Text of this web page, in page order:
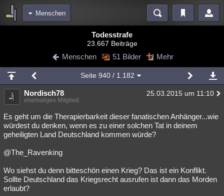
Menschen
Diskussionen Blogs Videos
Chat Wiki Neuigkeiten
meine Rubriken
Menschen Wissenschaft Mystery Kriminalfälle
Spiritualität Verschwörungen Technologie Ufologie
Natur Umfragen Unterhaltung
weitere Rubriken
Astronomie Helpdesk Gruppen Gaming Filme
Todesstrafe
23.667 Beiträge
Menschen 51 Bilder Mehr
Seite 940/ 1.182
Nordisch78 25.03.2015 um 11:10
ehemaliges Mitglied
Es geht um die Therapierbarkeit dieser fanatischen Anhänger...wie
würdest du denken, wenn es zu einer solchen Tat in deinem
geheiligten Land Deutschland kommen würde?
@The_Ravenking
Wo siehst du denn bitteschön einen Krieg? Das ist ein Konflikt.
Sollte Deutschland das Kriegsrecht ausrufen ist dann das Morden
erlaubt?